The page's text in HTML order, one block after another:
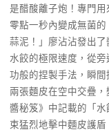
是醋酸離子炮！專門
零點一秒內變成無菌
蒜泥！」廖沾沾發出
水餃的極限速度，從
功般的捏製手法，瞬間
兩張麵皮在空中交疊
醬秘笈》中記載的「
束猛烈地擊中麵皮護